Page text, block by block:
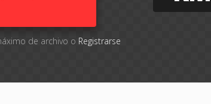
de archivo o Registrarse